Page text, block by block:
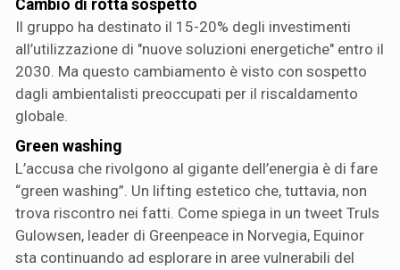
Cambio di rotta sospetto
Il gruppo ha destinato il 15-20% degli investimenti
all’utilizzazione di "nuove soluzioni energetiche" entro il
2030. Ma questo cambiamento è visto con sospetto
dagli ambientalisti preoccupati per il riscaldamento
globale.
Green washing
L’accusa che rivolgono al gigante dell’energia è di fare
“green washing”. Un lifting estetico che, tuttavia, non
trova riscontro nei fatti. Come spiega in un tweet Truls
Gulowsen, leader di Greenpeace in Norvegia, Equinor
sta continuando ad esplorare in aree vulnerabili del